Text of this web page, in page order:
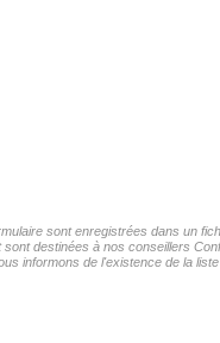
sont enregistrées dans un
destinées à nos conseillers
informons de l'existence de la